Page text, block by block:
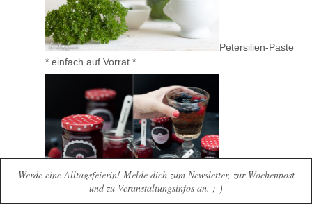
Petersilien-Paste
* einfach auf Vorrat *
Werde eine Alltagsfeierin! Melde dich zum Newsletter, zur Wochenpost
und zu Veranstaltungsinfos an. ;-)